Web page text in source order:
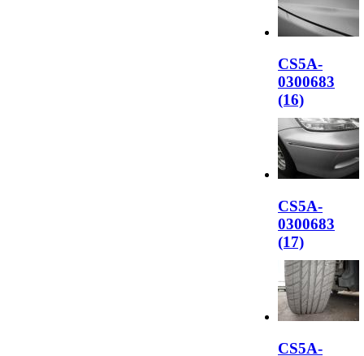
CS5A-
0300683
(16)
CS5A-
0300683
(17)
CS5A-